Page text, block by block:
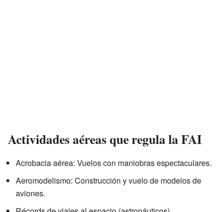
Actividades aéreas que regula la FAI
Acrobacia aérea: Vuelos con maniobras espectaculares.
Aeromodelismo: Construcción y vuelo de modelos de
aviones.